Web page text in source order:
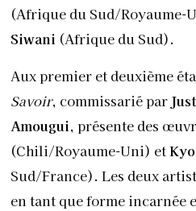
(Afrique du Sud/Royaume-
Siwani (Afrique du Sud).
Aux premier et deuxième
Savoir, commissarié par
Amougui, présente des
(Chili/Royaume-Uni) et
Sud/France). Les deux
en tant que forme incarnée